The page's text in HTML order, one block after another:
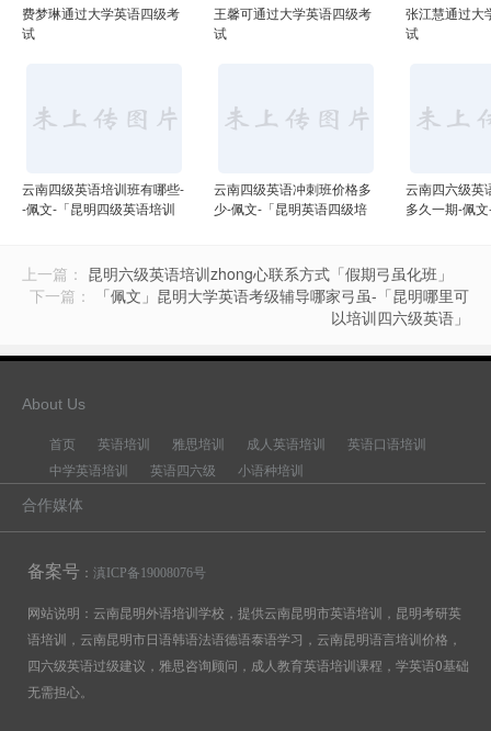
费梦琳通过大学英语四级考
试
王馨可通过大学英语四级考
试
张江慧通过大
试
云南四级英语培训班有哪些-
-佩文-「昆明四级英语培训
云南四级英语冲刺班价格多
少-佩文-「昆明英语四级培
云南四六级英
多久一期-佩
上一篇： 昆明六级英语培训zhong心联系方式「假期弓虽化班」
下一篇：
「佩文」昆明大学英语考级辅导哪家弓虽-「昆明哪里可
以培训四六级英语」
About Us
首页 英语培训 雅思培训 成人英语培训
英语口语培训
中学英语培训
英语四六级 小语种培训
合作媒体
备案号： 滇ICP备19008076号
网站说明：云南昆明外语培训学校，提供云南昆明市英语培训，昆明考研英
语培训，云南昆明市日语韩语法语德语泰语学习，云南昆明语言培训价格，
四六级英语过级建议，雅思咨询顾问，成人教育英语培训课程，学英语0基础
无需担心。